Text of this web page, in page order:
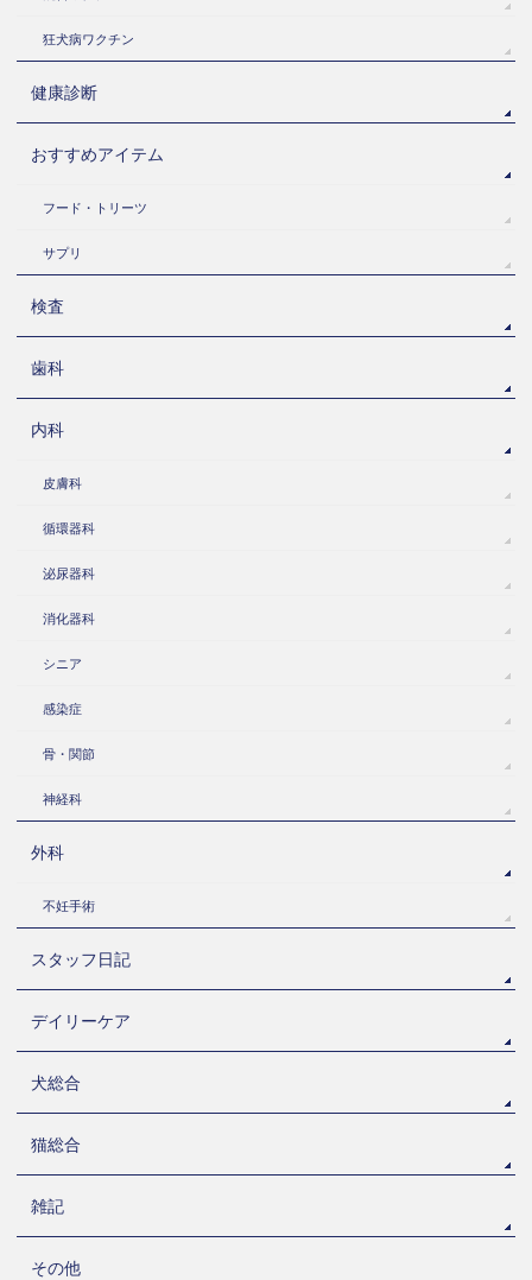
狂犬病ワクチン
健康診断
おすすめアイテム
フード・トリーツ
サプリ
検査
歯科
内科
皮膚科
循環器科
泌尿器科
消化器科
シニア
感染症
骨・関節
神経科
外科
不妊手術
スタッフ日記
デイリーケア
犬総合
猫総合
雑記
その他